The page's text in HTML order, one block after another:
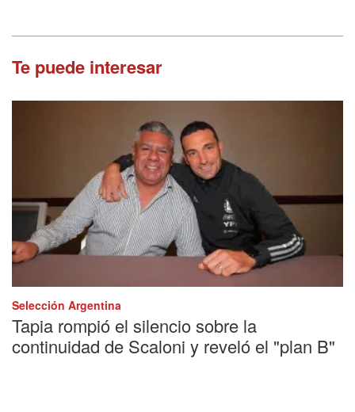
Te puede interesar
Selección Argentina
Tapia rompió el silencio sobre la
continuidad de Scaloni y reveló el "plan B"